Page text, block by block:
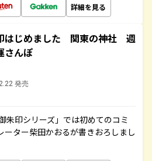
詳細を見る
はじめました 関東の神社 週
さんぽ
発売
朱印シリーズ」では初めてのコミ
ーター柴田かおるが書きおろしまし